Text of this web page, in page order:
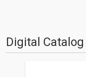
Digital Catalog